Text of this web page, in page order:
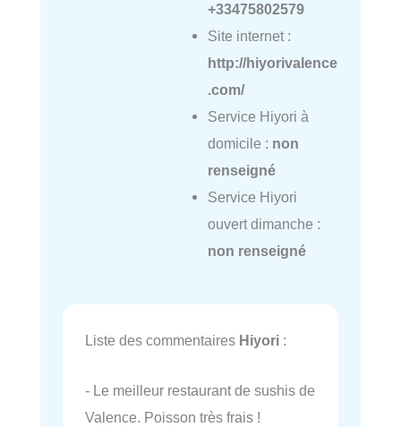
+33475802579
Site internet :
http://hiyorivalence
.com/
Service Hiyori à
domicile : non
renseigné
Service Hiyori
ouvert dimanche :
non renseigné
Liste des commentaires Hiyori :
- Le meilleur restaurant de sushis de
Valence. Poisson très frais !